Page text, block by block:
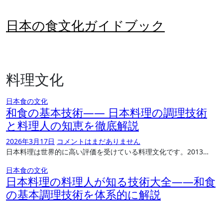
を
プ
日本の食文化ガイドブック
料理文化
日本食の文化
和食の基本技術―― 日本料理の調理技術
と料理人の知恵を徹底解説
2026年3月17日 コメントはまだありません
日本料理は世界的に高い評価を受けている料理文化です。2013…
日本食の文化
日本料理の料理人が知る技術大全――和食
の基本調理技術を体系的に解説